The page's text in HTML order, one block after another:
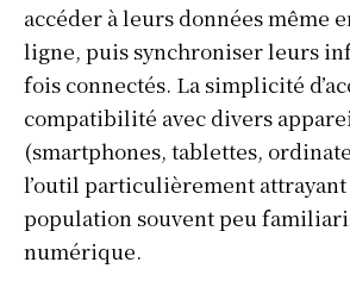
accéder à leurs données même
ligne, puis synchroniser leurs
fois connectés. La simplicité
compatibilité avec divers
(smartphones, tablettes,
l’outil particulièrement
population souvent peu
numérique.